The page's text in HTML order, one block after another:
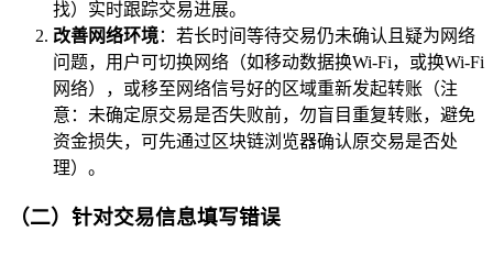
找）实时跟踪交易进展。
改善网络环境：若长时间等待交易仍未确认且疑为网络
问题，用户可切换网络（如移动数据换Wi-Fi，或换Wi-Fi
网络），或移至网络信号好的区域重新发起转账（注
意：未确定原交易是否失败前，勿盲目重复转账，避免
资金损失，可先通过区块链浏览器确认原交易是否处
理）。
（二）针对交易信息填写错误